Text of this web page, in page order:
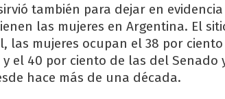
también para dejar en
las mujeres en Argentina. El
las mujeres ocupan el 38 por
el 40 por ciento de las del Senado
hace más de una década.